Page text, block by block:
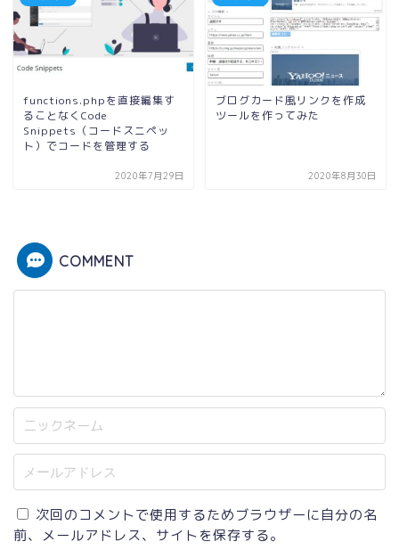
functions.phpを直接編集す
ることなくCode
Snippets（コードスニペッ
ト）でコードを管理する
2020年7月29日
ブログカード風リンクを作成
ツールを作ってみた
2020年8月30日
COMMENT
次回のコメントで使用するためブラウザーに自分の名
前、メールアドレス、サイトを保存する。